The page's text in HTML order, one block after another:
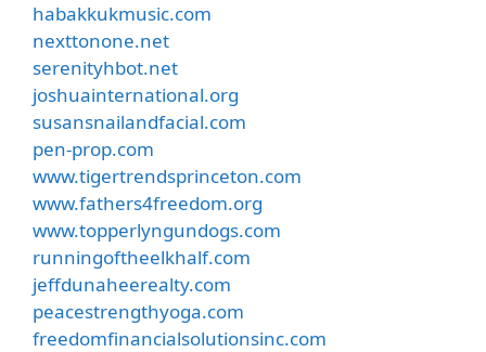
habakkukmusic.com
nexttonone.net
serenityhbot.net
joshuainternational.org
susansnailandfacial.com
pen-prop.com
www.tigertrendsprinceton.com
www.fathers4freedom.org
www.topperlyngundogs.com
runningoftheelkhalf.com
jeffdunaheerealty.com
peacestrengthyoga.com
freedomfinancialsolutionsinc.com